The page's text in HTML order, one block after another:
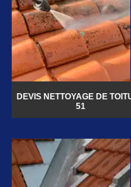
DEVIS NETTOYAGE DE
51